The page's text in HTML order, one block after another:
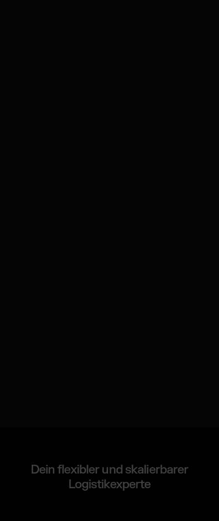
Dein flexibler und skalierbarer
Logistikexperte